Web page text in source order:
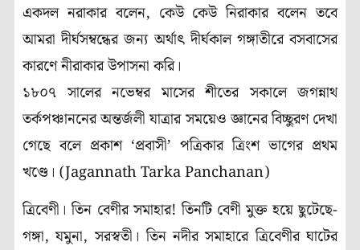
একদল নরাকার বলেন, কেউ কেউ নিরাকার বলেন তবে
আমরা দীর্ঘসম্বন্ধের জন্য অর্থাৎ দীর্ঘকাল গঙ্গাতীরে বসবাসের
কারণে নীরাকার উপাসনা করি।
১৮০৭ সালের নভেম্বর মাসের শীতের সকালে জগন্নাথ
তর্কপঞ্চাননের অন্তর্জলী যাত্রার সময়েও জ্ঞানের বিচ্ছুরণ দেখা
গেছে বলে প্রকাশ ‘প্রবাসী’ পত্রিকার ত্রিংশ ভাগের প্রথম
খণ্ডে। (Jagannath Tarka Panchanan)
ত্রিবেণী। তিন বেণীর সমাহার! তিনটি বেণী মুক্ত হয়ে ছুটেছে-
গঙ্গা, যমুনা, সরস্বতী। তিন নদীর সমাহারে ত্রিবেণীর ঘাটের